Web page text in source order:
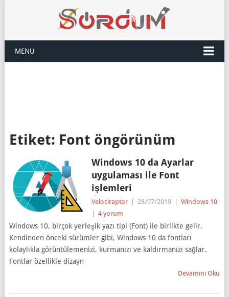
MENU
Etiket: Font öngörünüm
Windows 10 da Ayarlar
uygulaması ile Font
işlemleri
Velociraptor 28/07/2019
Windows 10
4 yorum
Windows 10, birçok yerleşik yazı tipi (Font) ile birlikte gelir.
Kendinden önceki sürümler gibi, Windows 10 da fontları
kolaylıkla görüntülemenizi, kurmanızı ve kaldırmanızı sağlar.
Fontlar özellikle dizayn
Devamını Oku